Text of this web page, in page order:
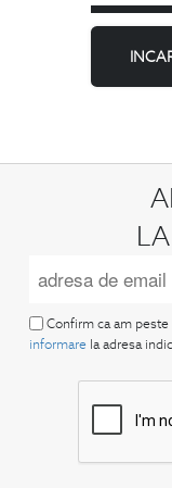
Confirm ca am
informare la adresa